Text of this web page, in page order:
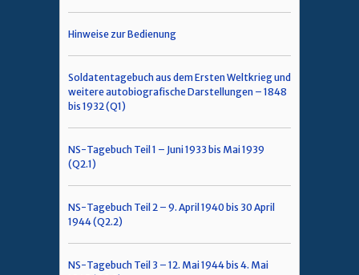
Hinweise zur Bedienung
Soldatentagebuch aus dem Ersten Weltkrieg und
weitere autobiografische Darstellungen – 1848
bis 1932 (Q1)
NS-Tagebuch Teil 1 – Juni 1933 bis Mai 1939
(Q2.1)
NS-Tagebuch Teil 2 – 9. April 1940 bis 30 April
1944 (Q2.2)
NS-Tagebuch Teil 3 – 12. Mai 1944 bis 4. Mai